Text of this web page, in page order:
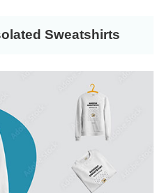
Sweatshirts